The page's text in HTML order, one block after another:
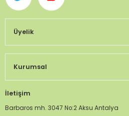
Üyelik
Kurumsal
İletişim
Barbaros mh. 3047 No:2 Aksu Antalya